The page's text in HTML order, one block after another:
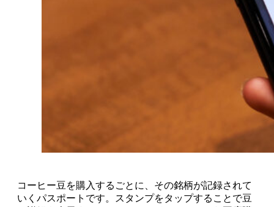
コーヒー豆を購入するごとに、その銘柄が記録されて
いくパスポートです。スタンプをタップすることで豆